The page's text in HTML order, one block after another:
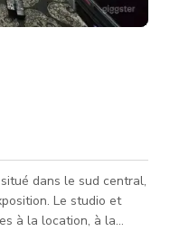
dans le sud central,
Le studio et
à la location, à la